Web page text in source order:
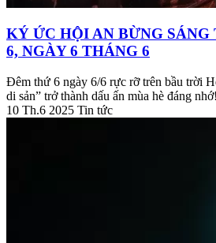
KÝ ỨC HỘI AN BỪNG
6, NGÀY 6 THÁNG 6
Đêm thứ 6 ngày 6/6 rực rỡ trên bầu trời
di sản” trở thành dấu ấn mùa hè đáng nhớ!
10 Th.6 2025 Tin tức